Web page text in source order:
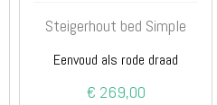
Steigerhout bed Simple
Eenvoud als rode draad
€ 269,00